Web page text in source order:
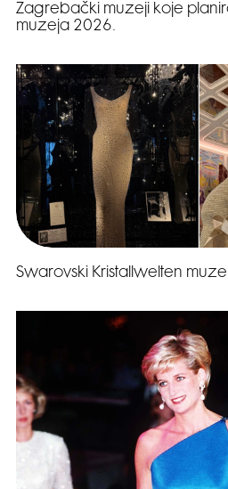
Zagrebački muzeji koje
muzeja 2026.
Swarovski Kristallwelten